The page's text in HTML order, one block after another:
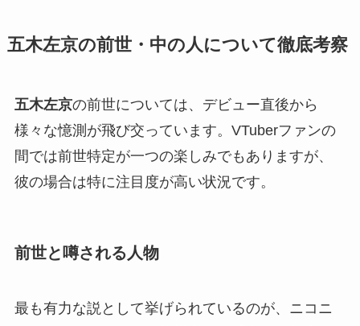
五木左京の前世・中の人について徹底考察
五木左京の前世については、デビュー直後から
様々な憶測が飛び交っています。VTuberファンの
間では前世特定が一つの楽しみでもありますが、
彼の場合は特に注目度が高い状況です。
前世と噂される人物
最も有力な説として挙げられているのが、ニコニ